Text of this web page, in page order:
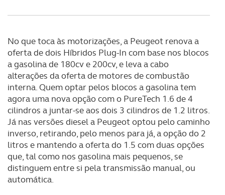
No que toca às motorizações, a Peugeot renova a
oferta de dois Híbridos Plug-In com base nos blocos
a gasolina de 180cv e 200cv, e leva a cabo
alterações da oferta de motores de combustão
interna. Quem optar pelos blocos a gasolina tem
agora uma nova opção com o PureTech 1.6 de 4
cilindros a juntar-se aos dois 3 cilindros de 1.2 litros.
Já nas versões diesel a Peugeot optou pelo caminho
inverso, retirando, pelo menos para já, a opção do 2
litros e mantendo a oferta do 1.5 com duas opções
que, tal como nos gasolina mais pequenos, se
distinguem entre si pela transmissão manual, ou
automática.